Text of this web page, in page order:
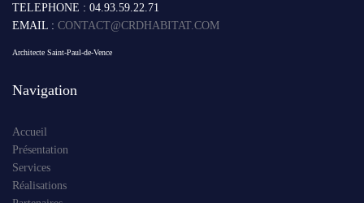
TELEPHONE : 04.93.59.22.71
EMAIL : CONTACT@CRDHABITAT.COM
Architecte Saint-Paul-de-Vence
Navigation
Accueil
Présentation
Services
Réalisations